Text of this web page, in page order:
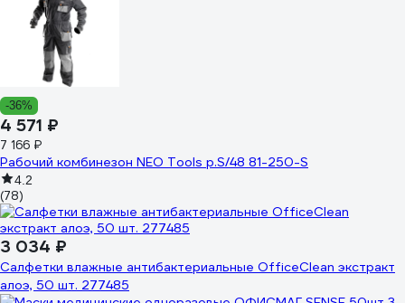
-36%
4 571 ₽
7 166 ₽
Рабочий комбинезон NEO Tools p.S/48 81-250-S
4.2
(78)
3 034 ₽
Салфетки влажные антибактериальные OfficeClean экстракт
алоэ, 50 шт. 277485